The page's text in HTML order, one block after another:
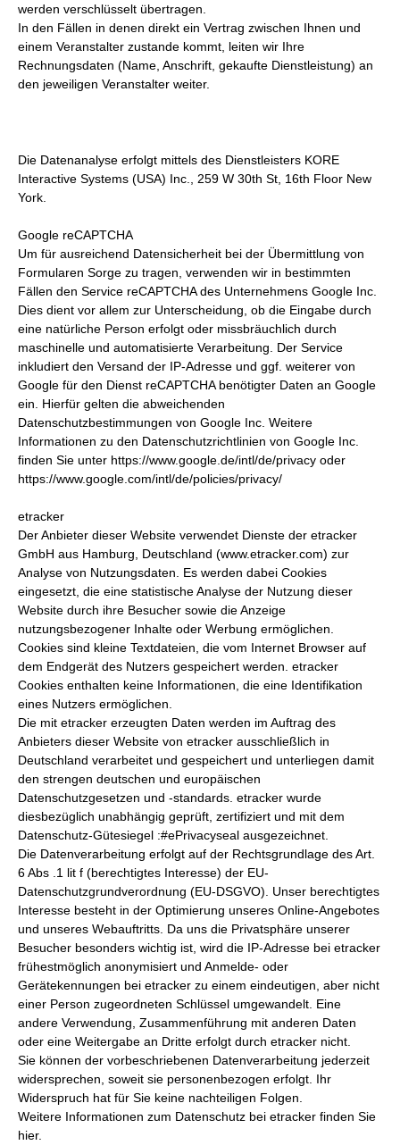
werden verschlüsselt übertragen.
In den Fällen in denen direkt ein Vertrag zwischen Ihnen und
einem Veranstalter zustande kommt, leiten wir Ihre
Rechnungsdaten (Name, Anschrift, gekaufte Dienstleistung) an
den jeweiligen Veranstalter weiter.
Die Datenanalyse erfolgt mittels des Dienstleisters KORE
Interactive Systems (USA) Inc., 259 W 30th St, 16th Floor New
York.
Google reCAPTCHA
Um für ausreichend Datensicherheit bei der Übermittlung von
Formularen Sorge zu tragen, verwenden wir in bestimmten
Fällen den Service reCAPTCHA des Unternehmens Google Inc.
Dies dient vor allem zur Unterscheidung, ob die Eingabe durch
eine natürliche Person erfolgt oder missbräuchlich durch
maschinelle und automatisierte Verarbeitung. Der Service
inkludiert den Versand der IP-Adresse und ggf. weiterer von
Google für den Dienst reCAPTCHA benötigter Daten an Google
ein. Hierfür gelten die abweichenden
Datenschutzbestimmungen von Google Inc. Weitere
Informationen zu den Datenschutzrichtlinien von Google Inc.
finden Sie unter https://www.google.de/intl/de/privacy oder
https://www.google.com/intl/de/policies/privacy/
etracker
Der Anbieter dieser Website verwendet Dienste der etracker
GmbH aus Hamburg, Deutschland (www.etracker.com) zur
Analyse von Nutzungsdaten. Es werden dabei Cookies
eingesetzt, die eine statistische Analyse der Nutzung dieser
Website durch ihre Besucher sowie die Anzeige
nutzungsbezogener Inhalte oder Werbung ermöglichen.
Cookies sind kleine Textdateien, die vom Internet Browser auf
dem Endgerät des Nutzers gespeichert werden. etracker
Cookies enthalten keine Informationen, die eine Identifikation
eines Nutzers ermöglichen.
Die mit etracker erzeugten Daten werden im Auftrag des
Anbieters dieser Website von etracker ausschließlich in
Deutschland verarbeitet und gespeichert und unterliegen damit
den strengen deutschen und europäischen
Datenschutzgesetzen und -standards. etracker wurde
diesbezüglich unabhängig geprüft, zertifiziert und mit dem
Datenschutz-Gütesiegel :#ePrivacyseal ausgezeichnet.
Die Datenverarbeitung erfolgt auf der Rechtsgrundlage des Art.
6 Abs .1 lit f (berechtigtes Interesse) der EU-
Datenschutzgrundverordnung (EU-DSGVO). Unser berechtigtes
Interesse besteht in der Optimierung unseres Online-Angebotes
und unseres Webauftritts. Da uns die Privatsphäre unserer
Besucher besonders wichtig ist, wird die IP-Adresse bei etracker
frühestmöglich anonymisiert und Anmelde- oder
Gerätekennungen bei etracker zu einem eindeutigen, aber nicht
einer Person zugeordneten Schlüssel umgewandelt. Eine
andere Verwendung, Zusammenführung mit anderen Daten
oder eine Weitergabe an Dritte erfolgt durch etracker nicht.
Sie können der vorbeschriebenen Datenverarbeitung jederzeit
widersprechen, soweit sie personenbezogen erfolgt. Ihr
Widerspruch hat für Sie keine nachteiligen Folgen.
Weitere Informationen zum Datenschutz bei etracker finden Sie
hier.